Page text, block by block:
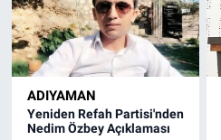
ADIYAMAN
Yeniden Refah Partisi'nden
Nedim Özbey Açıklaması